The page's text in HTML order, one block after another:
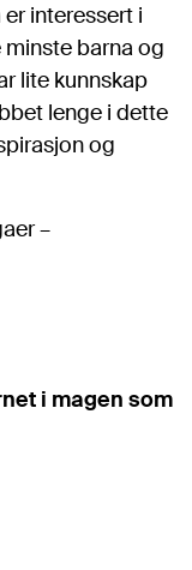
interessert i
barna og
lite kunnskap
lenge i dette
og
–
i magen som